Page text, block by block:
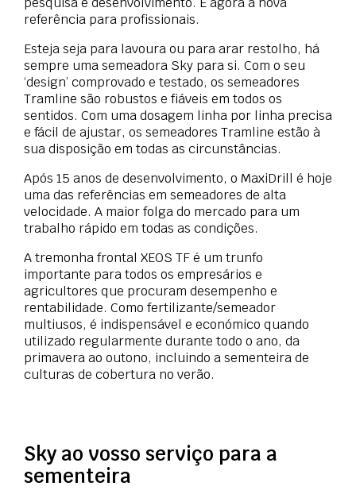
referência para profissionais.
Esteja seja para lavoura ou para arar restolho, há
sempre uma semeadora Sky para si. Com o seu
‘design’ comprovado e testado, os semeadores
Tramline são robustos e fiáveis ​​em todos os
sentidos. Com uma dosagem linha por linha precisa
e fácil de ajustar, os semeadores Tramline estão à
sua disposição em todas as circunstâncias.
Após 15 anos de desenvolvimento, o MaxiDrill é hoje
uma das referências em semeadores de alta
velocidade. A maior folga do mercado para um
trabalho rápido em todas as condições.
A tremonha frontal XEOS TF é um trunfo
importante para todos os empresários e
agricultores que procuram desempenho e
rentabilidade. Como fertilizante/semeador
multiusos, é indispensável e económico quando
utilizado regularmente durante todo o ano, da
primavera ao outono, incluindo a sementeira de
culturas de cobertura no verão.
Sky ao vosso serviço para a
sementeira